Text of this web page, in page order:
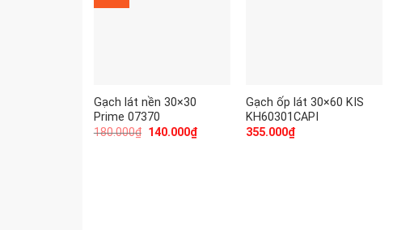
Gạch lát nền 30×30
Prime 07370
180.000₫ 140.000₫
Gạch ốp lát 30×60 KIS
KH60301CAPI
355.000₫